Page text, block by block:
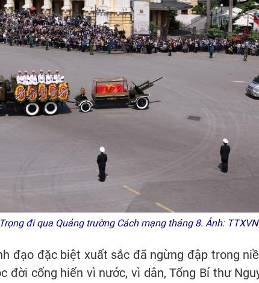
đi qua Quảng trường Cách mạng tháng 8. Ảnh: TTXVN
đạo đặc biệt xuất sắc đã ngừng đập trong
đời cống hiến vì nước, vì dân, Tổng Bí thư